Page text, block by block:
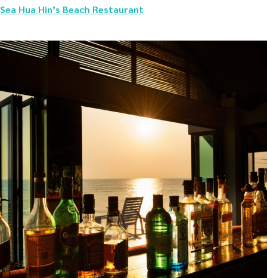
Sea Hua Hin’s Beach Restaurant